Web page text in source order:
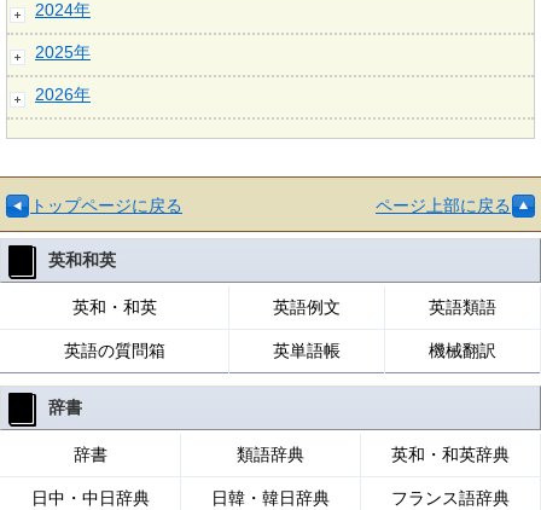
2024年
2025年
2026年
トップページに戻る ページ上部に戻る
英和和英
英和・和英 英語例文 英語類語
英語の質問箱 英単語帳 機械翻訳
辞書
辞書 類語辞典 英和・和英辞典
日中・中日辞典 日韓・韓日辞典 フランス語辞典